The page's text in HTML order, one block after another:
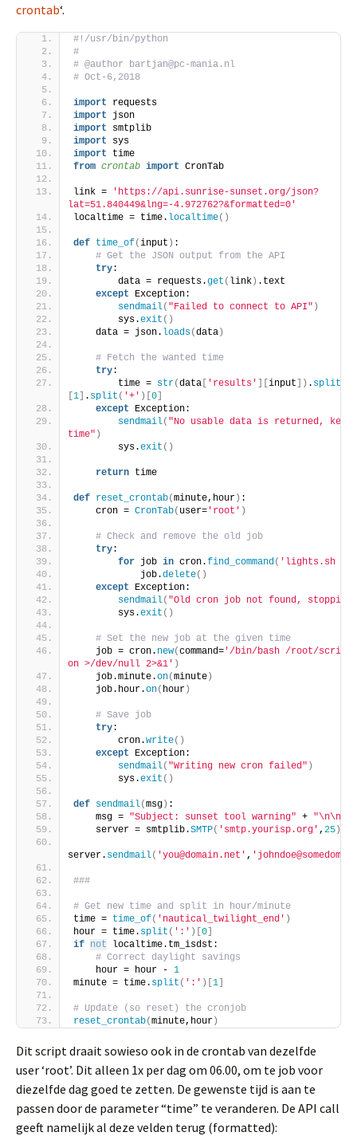
crontab‘.
#!/usr/bin/python
#
# @author bartjan@pc-mania.nl
# Oct-6,2018
import requests
import json
import smtplib
import sys
import time
from crontab import CronTab
link =
'https://api.sunrise-sunset.org/json?
lat=51.840449&lng=-4.972762?&formatted=0'
localtime = time. localtime()
def time_of(input ) :
# Get the JSON output from the API
try:
        data = requests.
get ( link) .text
except Exception:
sendmail( "Failed to connect to API" )
        sys.
exit ()
    data = json.
loads(data)
# Fetch the wanted time
try:
        time =
str(data [ 'results' ][input]) . split
[1] . split ( '+' )[0]
except Exception:
sendmail( "No usable data is returned,
time" )
        sys.
exit ()
return time
def reset_crontab(minute,hour) :
    cron =
CronTab( user= 'root' )
# Check and remove the old job
try:
for job in cron.find_command ( 'lights.sh on'
            job.
delete()
except Exception:
sendmail( "Old cron job not found, stopping
        sys.
exit ()
# Set the new job at the given time
    job = cron.
new(command= '/bin/bash /root/
on >/dev/null 2>&1' )
    job.minute.
on(minute)
    job.hour.
on( hour)
# Save job
try:
        cron.
write()
except Exception:
sendmail( "Writing new cron failed" )
        sys.
exit ()
def sendmail(msg) :
    msg =
"Subject: sunset tool warning" + "\n\n"
    server = smtplib.
SMTP( 'smtp.yourisp.org' , 25)
server. sendmail( 'you@domain.net' ,
###
# Get new time and split in hour/minute
time = time_of( 'nautical_twilight_end' )
hour = time. split ( ':' )[0]
if not localtime.tm_isdst:
# Correct daylight savings
    hour = hour -
1
minute = time. split ( ':' )[1]
# Update (so reset) the cronjob
reset_crontab(minute,hour)
Dit script draait sowieso ook in de crontab van dezelfde
user ‘root’. Dit alleen 1x per dag om 06.00, om te job voor
diezelfde dag goed te zetten. De gewenste tijd is aan te
passen door de parameter “time” te veranderen. De API call
geeft namelijk al deze velden terug (formatted):